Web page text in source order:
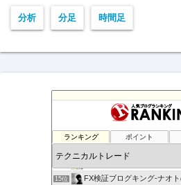
分析 分足 時間足
ランキング ポイント
負けない！無料「Immortal_EA
12位 テクニカル分析
現役サラリーマンの副業FX/デイト
15位 FX検証ブログキング-ナオ